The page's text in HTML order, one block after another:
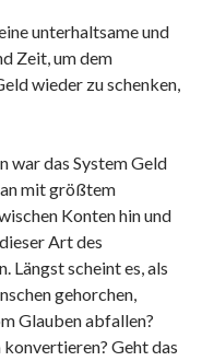
unterhaltsame und
Zeit, um dem
wieder zu schenken,
war das System Geld
mit größtem
Konten hin und
Art des
Längst scheint es, als
gehorchen,
Glauben abfallen?
konvertieren? Geht das